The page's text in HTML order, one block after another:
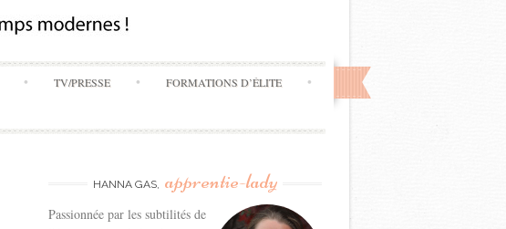
TV/PRESSE FORMATIONS D’ÉLITE
HANNA GAS, apprentie-lady
Passionnée par les subtilités de